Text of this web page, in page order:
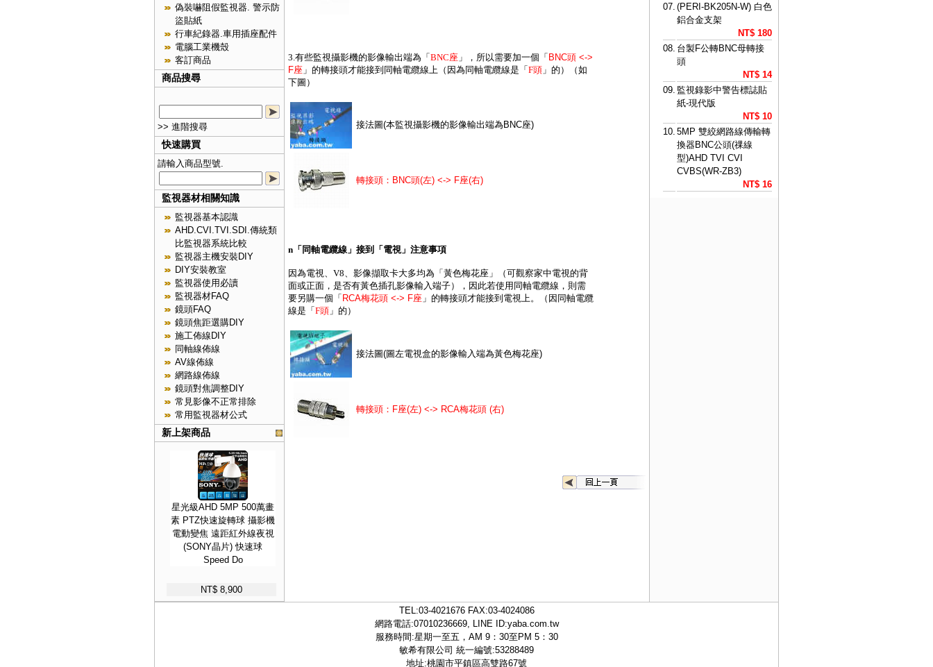
偽裝嚇阻假監視器. 警示防
盜貼紙
行車紀錄器.車用插座配件
電腦工業機殼
客訂商品
商品搜尋
>> 進階搜尋
快速購買
請輸入商品型號.
監視器材相關知識
監視器基本認識
AHD.CVI.TVI.SDI.傳統類
比監視器系統比較
監視器主機安裝DIY
DIY安裝教室
監視器使用必讀
監視器材FAQ
鏡頭FAQ
鏡頭焦距選購DIY
施工佈線DIY
同軸線佈線
AV線佈線
網路線佈線
鏡頭對焦調整DIY
常見影像不正常排除
常用監視器材公式
新上架商品
星光級AHD 5MP 500萬畫
素 PTZ快速旋轉球 攝影機
電動變焦 遠距紅外線夜視
(SONY晶片) 快速球
Speed Do
NT$ 8,900
3.有些監視攝影機的影像輸出端為「 BNC座 」，所以需要加一個「 BNC頭 <->
F座 」的轉接頭才能接到同軸電纜線上（因為同軸電纜線是「 F頭 」的）（如
下圖）
接法圖(本監視攝影機的影像輸出端為BNC座)
轉接頭：BNC頭(左) <-> F座(右)
n 「同軸電纜線」接到「電視」注意事項
因為電視、V8、影像擷取卡大多均為「黃色梅花座」
（可觀察家中電視的背
面或正面，是否有黃色插孔影像輸入端子）
，因此若使用同軸電纜線，則需
要另購一個「 RCA梅花頭 <-> F座 」的轉接頭才能接到電視上。（因同軸電纜
線是「 F頭 」的）
接法圖(圖左電視盒的影像輸入端為黃色梅花座)
轉接頭：F座(左) <-> RCA梅花頭 (右)
07. (PERI-BK205N-W) 白色
鋁合金支架
NT$ 180
08. 台製F公轉BNC母轉接
頭
NT$ 14
09. 監視錄影中警告標誌貼
紙-現代版
NT$ 10
10. 5MP 雙絞網路線傳輸轉
換器BNC公頭(祼線
型)AHD TVI CVI
CVBS(WR-ZB3)
NT$ 16
TEL:03-4021676FAX:03-4024086
網路電話:07010236669, LINE ID:yaba.com.tw
服務時間:星期一至五，AM 9：30至PM 5：30
敏希有限公司 統一編號:53288489
地址:桃園市平鎮區高雙路67號